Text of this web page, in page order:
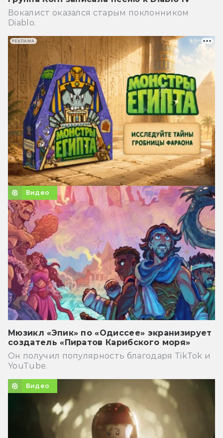
Вокалист оказался старым поклонником
Diablo.
Видео
Мюзикл «Эпик» по «Одиссее» экранизирует
создатель «Пиратов Карибского моря»
Он получил популярность благодаря TikTok и
YouTube.
Видео
РЕКЛАМА